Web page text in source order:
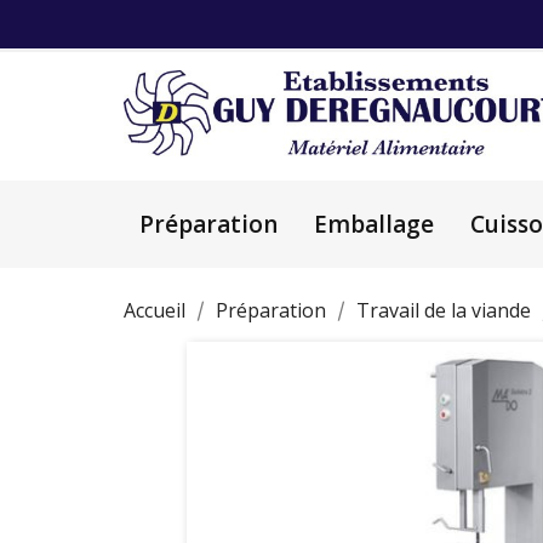
Préparation Emballage
Accueil Préparation Travail de la viande